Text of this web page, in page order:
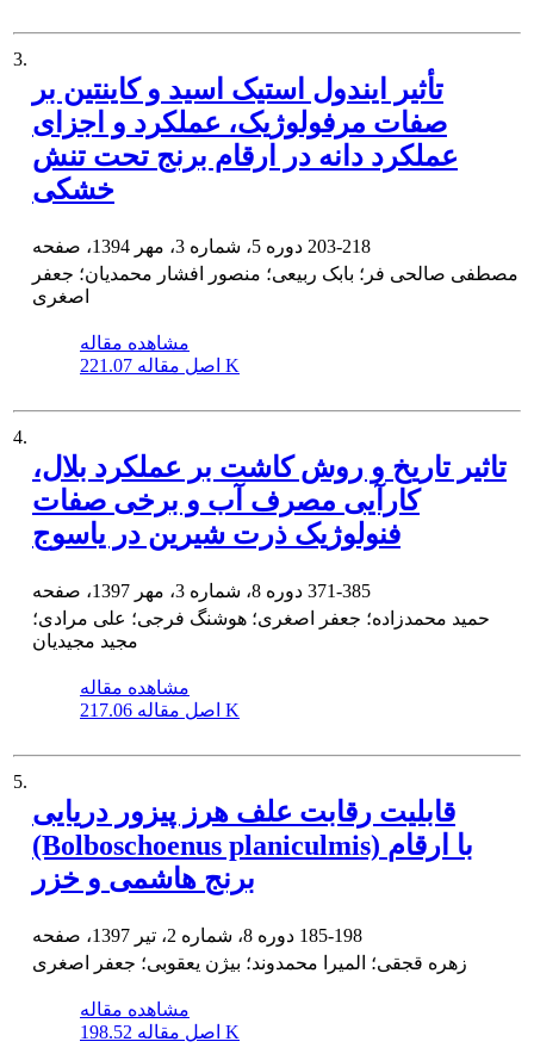
3.
تأثیر ایندول استیک اسید و کاینتین بر
صفات مرفولوژیک، عملکرد و اجزای
عملکرد دانه در ارقام برنج تحت تنش
خشکی
203-218
مصطفی صالحی فر؛ بابک ربیعی؛ منصور افشار محمدیان؛ جعفر
اصغری
مشاهده مقاله
اصل مقاله 221.07 K
4.
تاثیر تاریخ و روش‌ کاشت بر عملکرد بلال،
کارآیی مصرف آب و برخی صفات
فنولوژیک ذرت شیرین در یاسوج
371-385
حمید محمدزاده؛ جعفر اصغری؛ هوشنگ فرجی؛ علی مرادی؛
مجید مجیدیان
مشاهده مقاله
اصل مقاله 217.06 K
5.
قابلیت رقابت علف هرز پیزور دریایی
(Bolboschoenus planiculmis) با ارقام
برنج هاشمی و خزر
185-198
زهره قجقی؛ المیرا محمدوند؛ بیژن یعقوبی؛ جعفر اصغری
مشاهده مقاله
اصل مقاله 198.52 K